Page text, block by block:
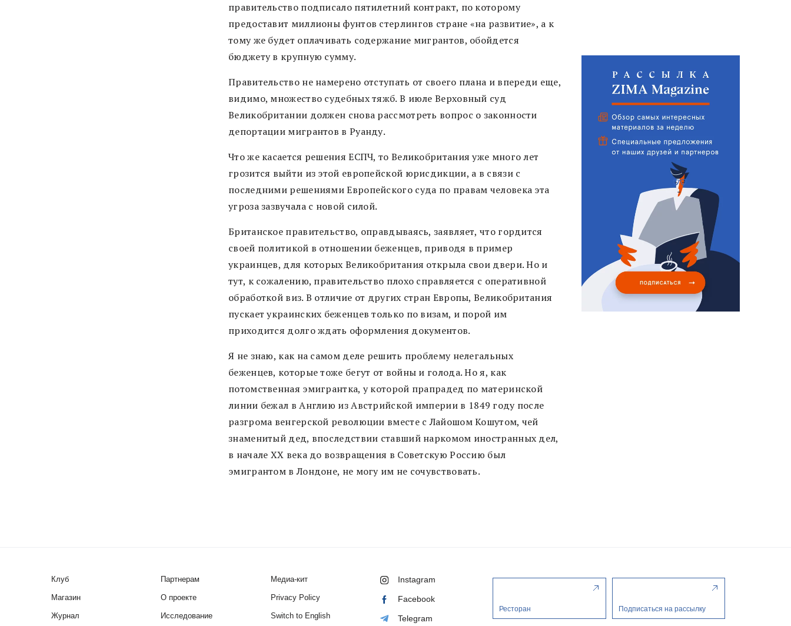
правительство подписало пятилетний контракт, по которому
предоставит миллионы фунтов стерлингов стране «на развитие», а к
тому же будет оплачивать содержание мигрантов, обойдется
бюджету в крупную сумму.
Правительство не намерено отступать от своего плана и впереди еще,
видимо, множество судебных тяжб. В июле Верховный суд
Великобритании должен снова рассмотреть вопрос о законности
депортации мигрантов в Руанду.
Что же касается решения ЕСПЧ, то Великобритания уже много лет
грозится выйти из этой европейской юрисдикции, а в связи с
последними решениями Европейского суда по правам человека эта
угроза зазвучала с новой силой.
Британское правительство, оправдываясь, заявляет, что гордится
своей политикой в отношении беженцев, приводя в пример
украинцев, для которых Великобритания открыла свои двери. Но и
тут, к сожалению, правительство плохо справляется с оперативной
обработкой виз. В отличие от других стран Европы, Великобритания
пускает украинских беженцев только по визам, и порой им
приходится долго ждать оформления документов.
Я не знаю, как на самом деле решить проблему нелегальных
беженцев, которые тоже бегут от войны и голода. Но я, как
потомственная эмигрантка, у которой прапрадед по материнской
линии бежал в Англию из Австрийской империи в 1849 году после
разгрома венгерской революции вместе с Лайошом Кошутом, чей
знаменитый дед, впоследствии ставший наркомом иностранных дел,
в начале ХХ века до возвращения в Советскую Россию был
эмигрантом в Лондоне, не могу им не сочувствовать.
Клуб
Магазин
Журнал
Партнерам
О проекте
Исследование
Медиа-кит
Privacy Policy
Switch to English
Instagram
Facebook
Telegram
Ресторан Подписаться на рассылку